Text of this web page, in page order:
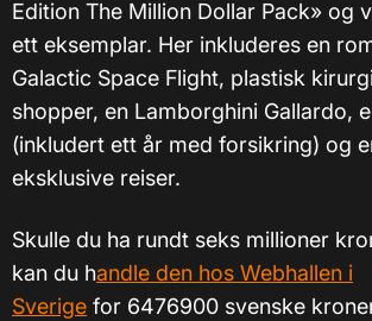
Edition The Million Dollar Pack» og
ett eksemplar. Her inkluderes en
Galactic Space Flight, plastisk
shopper, en Lamborghini Gallardo,
(inkludert ett år med forsikring) og
eksklusive reiser.
Skulle du ha rundt seks millioner
kan du handle den hos Webhallen i
Sverige for 6476900 svenske